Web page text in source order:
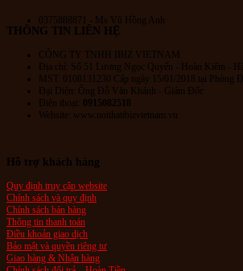
0375888871 - Ms Vũ Hồng Anh
THÔNG TIN LIÊN HỆ
CÔNG TY TNHH IBIZ VIETNAM
Địa chỉ: Số 51 Lương Ngọc Quyến - Hoàn Kiếm -
MST: 0108131230 Cấp ngày 15/01/2018 tại Phòng
Đại Diện: Ông Đỗ Văn Khánh - Giám Đốc
Điện thoại:
0915082518
Website: www.noithatibizvietnam.vn
Hỗ trợ khách hàng
Quy định truy cập website
Chính sách và quy định
Chính sách bán hàng
Thông tin thanh toán
Điều khoản giao dịch
Bảo mật và quyền riêng tư
Giao hàng & Nhận hàng